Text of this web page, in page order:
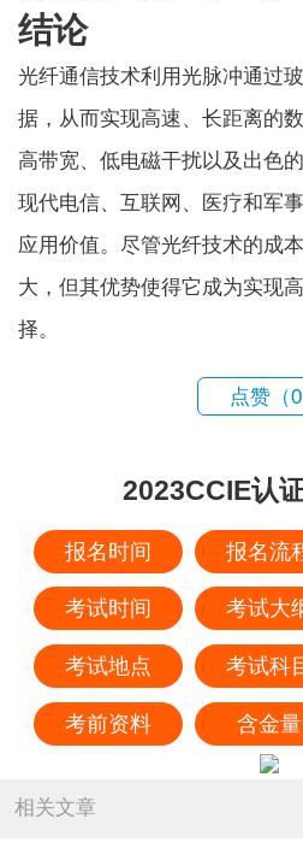
结论
光纤通信技术利用光脉冲通过
据，从而实现高速、长距离的
高带宽、低电磁干扰以及出色
现代电信、互联网、医疗和军
应用价值。尽管光纤技术的成
大，但其优势使得它成为实现
择。
点赞（0
2023CCIE认
报名时间 报名流
考试时间 考试大
考试地点 考试科
考前资料 含金量
相关文章